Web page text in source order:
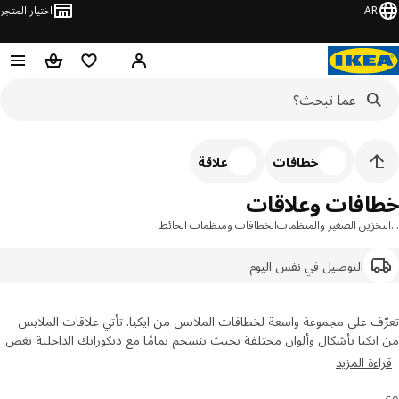
AR اختيار المتجر
مرحباً! تسجيل الدخول أو
قائمة التسوقسلة التسوق
الصغير والمنظماتالخطافات ومنظمات الحائط
التوصيل في نفس اليوم
وعلاقات
خطافات علاقة
على مجموعة واسعة لخطافات الملابس من ايكيا. تأتي علاقات الملابس
بأشكال وألوان مختلفة بحيث تنسجم تمامًا مع ديكوراتك الداخلية بغض
عن النمط. تعال واستكشف مجموعتنا اليوم واشتر خطافات وعلاقات ايكيا
المزيد